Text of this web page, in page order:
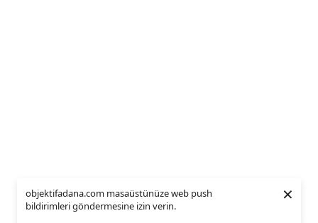
objektifadana.com masaüstünüze web push
bildirimleri göndermesine izin verin.
×